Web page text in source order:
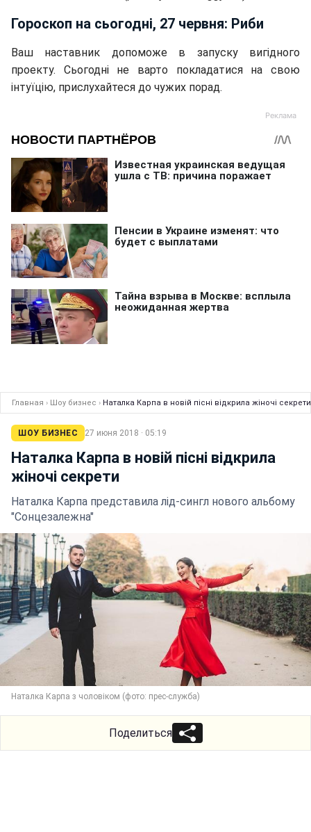
Гороскоп на сьогодні, 27 червня: Риби
Ваш наставник допоможе в запуску вигідного
проекту. Сьогодні не варто покладатися на свою
інтуїцію, прислухайтеся до чужих порад.
Главная › Шоу бизнес › Наталка Карпа в новій пісні відкрила жіночі секрети
ШОУ БИЗНЕС 27 июня 2018 · 05:19
Наталка Карпа в новій пісні відкрила
жіночі секрети
Наталка Карпа представила лід-сингл нового альбому
"Сонцезалежна"
Наталка Карпа з чоловіком (фото: прес-служба)
Поделиться